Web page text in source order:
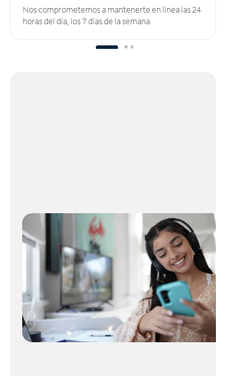
Nos comprometemos a mantenerte en línea las 24
horas del día, los 7 días de la semana.